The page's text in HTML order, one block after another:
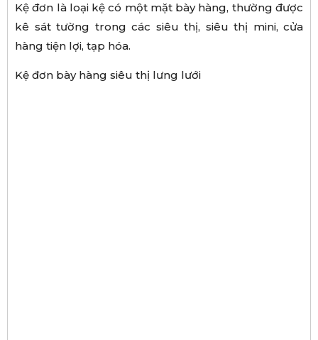
Kệ đơn là loại kệ có một mặt bày hàng, thường được
kê sát tường trong các siêu thị, siêu thị mini, cửa
hàng tiện lợi, tạp hóa.
Kệ đơn bày hàng siêu thị lưng lưới